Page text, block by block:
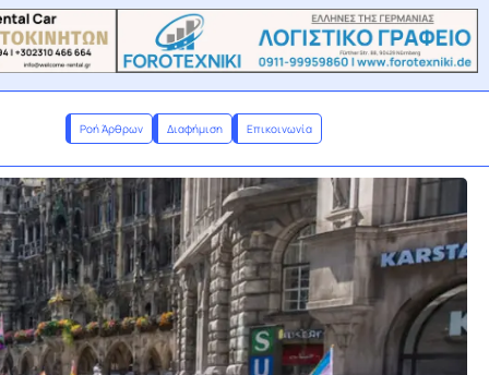
Ροή Άρθρων Διαφήμιση Επικοινωνία